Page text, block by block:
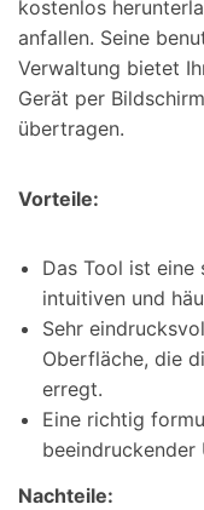
kostenlos
anfallen. Seine
Verwaltung bietet
Gerät per
übertragen.
Vorteile:
Das Tool ist eine
intuitiven und
Sehr
Oberfläche, die
erregt.
Eine richtig
beeindruckender
Nachteile: